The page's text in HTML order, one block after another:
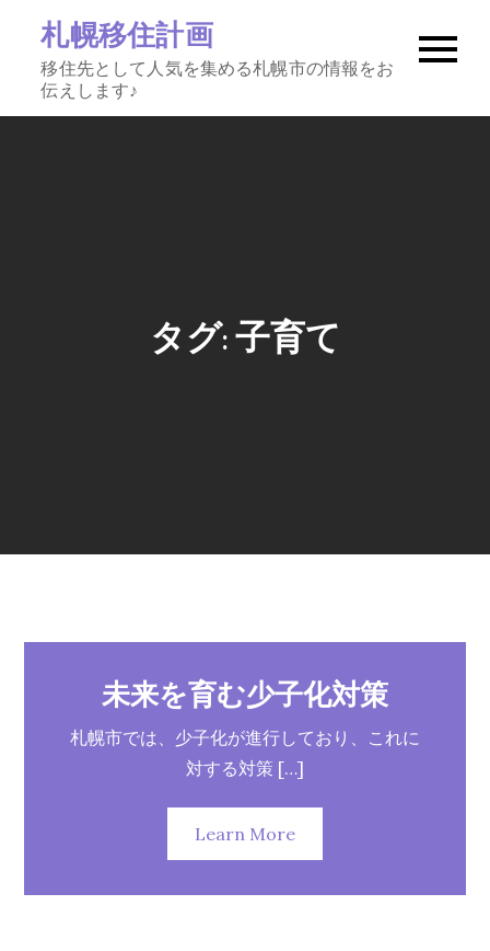
content
札幌移住計画
移住先として人気を集める札幌市の情報をお
伝えします♪
タグ:子育て
未来を育む少子化対策
札幌市では、少子化が進行しており、これに
対する対策 […]
Learn More